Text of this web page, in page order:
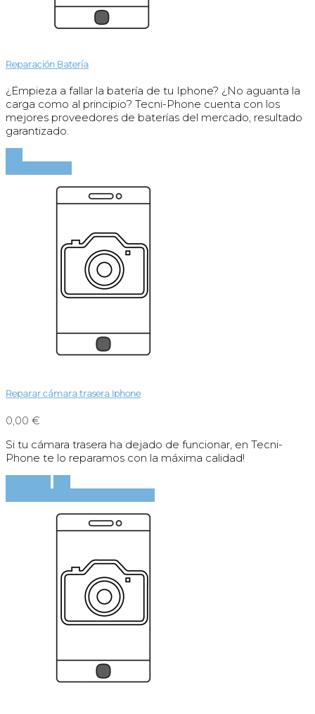
Reparación Batería
¿Empieza a fallar la batería de tu Iphone? ¿No aguanta la
carga como al principio? Tecni-Phone cuenta con los
mejores proveedores de baterías del mercado, resultado
garantizado.
Reparar cámara trasera Iphone
0,00 €
Si tu cámara trasera ha dejado de funcionar, en Tecni-
Phone te lo reparamos con la máxima calidad!